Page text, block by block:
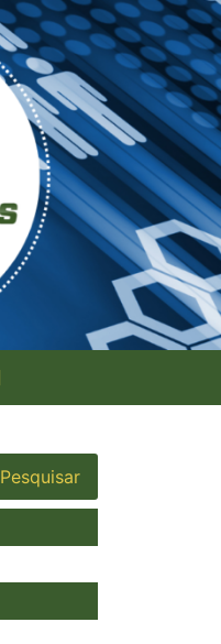
Pesquisar